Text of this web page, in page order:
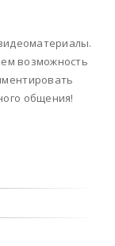
возможность
общения!